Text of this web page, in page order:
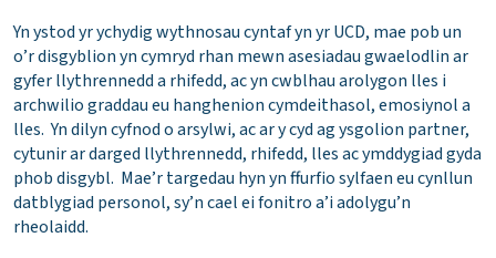
Yn ystod yr ychydig wythnosau cyntaf yn yr UCD, mae pob un
o’r disgyblion yn cymryd rhan mewn asesiadau gwaelodlin ar
gyfer llythrennedd a rhifedd, ac yn cwblhau arolygon lles i
archwilio graddau eu hanghenion cymdeithasol, emosiynol a
lles. Yn dilyn cyfnod o arsylwi, ac ar y cyd ag ysgolion partner,
cytunir ar darged llythrennedd, rhifedd, lles ac ymddygiad gyda
phob disgybl. Mae’r targedau hyn yn ffurfio sylfaen eu cynllun
datblygiad personol, sy’n cael ei fonitro a’i adolygu’n
rheolaidd.